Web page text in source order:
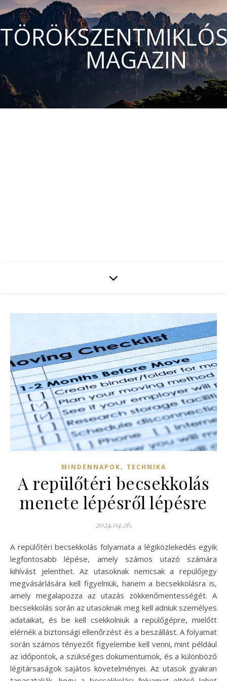
MAGAZIN
MINDENNAPOK, TECHNIKA
A repülőtéri becsekkolás
menete lépésről lépésre
2024.04.26.
A repülőtéri becsekkolás folyamata a légiközlekedés egyik
legfontosabb lépése, amely számos utazó számára
kihívást jelenthet. Az utasoknak nemcsak a repülőjegy
megvásárlására kell figyelniük, hanem a becsekkolásra is,
amely megalapozza az utazás zökkenőmentességét. A
becsekkolás során az utasoknak meg kell adniuk személyes
adataikat, és be kell csekkolniuk a repülőgépre, mielőtt
elérnék a biztonsági ellenőrzést és a beszállást. A folyamat
során számos tényezőt figyelembe kell venni, mint például
az időpontok, a szükséges dokumentumok, és a különböző
légitársaságok sajátos követelményei. Az utasok gyakran